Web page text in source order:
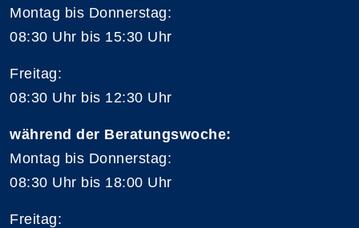
Montag bis Donnerstag:
08:30 Uhr bis 15:30 Uhr
Freitag:
08:30 Uhr bis 12:30 Uhr
während der Beratungswoche:
Montag bis Donnerstag:
08:30 Uhr bis 18:00 Uhr
Freitag: